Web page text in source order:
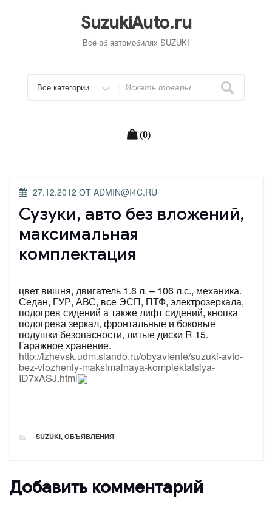
SuzukiAuto.ru
Всё об автомобилях SUZUKI
Искать
(0)
ОПУБЛИКОВАНО
27.12.2012 ОТ ADMIN@I4C.RU
Сузуки, авто без вложений,
максимальная
комплектация
цвет вишня, двигатель 1.6 л. – 106 л.с., механика.
Седан, ГУР, АВС, все ЭСП, ПТФ, электрозеркала,
подогрев сидений а также лифт сидений, кнопка
подогрева зеркал, фронтальные и боковые
подушки безопасности, литые диски R 15.
Гаражное хранение.
http://izhevsk.udm.slando.ru/obyavlenie/suzuki-avto-
bez-vlozheniy-maksimalnaya-komplektatsiya-
ID7xASJ.html
РУБРИКИ
SUZUKI, ОБЪЯВЛЕНИЯ
Добавить комментарий